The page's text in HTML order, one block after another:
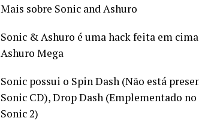
Mais sobre Sonic and Ashuro
Sonic & Ashuro é uma hack feita em
Ashuro Mega
Sonic possui o Spin Dash (Não está
Sonic CD), Drop Dash (Emplementado
Sonic 2)